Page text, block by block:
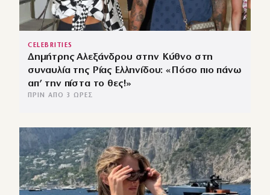
CELEBRITIES
Δημήτρης Αλεξάνδρου στην Κύθνο στη
συναυλία της Ρίας Ελληνίδου: «Πόσο πιο πάνω
απ’ την πίστα το θες!»
ΠΡΙΝ ΑΠΌ 3 ΏΡΕΣ